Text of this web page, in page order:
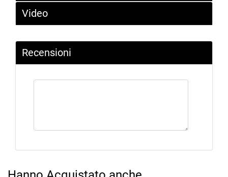
Video
Recensioni